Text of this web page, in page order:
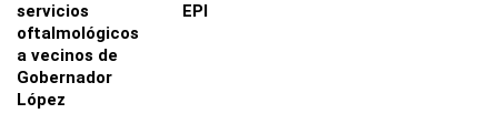
servicios
oftalmológicos
a vecinos de
Gobernador
López
EPI